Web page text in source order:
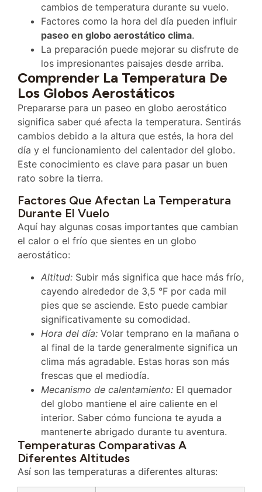
cambios de temperatura durante su vuelo.
Factores como la hora del día pueden influir
paseo en globo aerostático clima.
La preparación puede mejorar su disfrute de
los impresionantes paisajes desde arriba.
Comprender La Temperatura De
Los Globos Aerostáticos
Prepararse para un paseo en globo aerostático
significa saber qué afecta la temperatura. Sentirás
cambios debido a la altura que estés, la hora del
día y el funcionamiento del calentador del globo.
Este conocimiento es clave para pasar un buen
rato sobre la tierra.
Factores Que Afectan La Temperatura
Durante El Vuelo
Aquí hay algunas cosas importantes que cambian
el calor o el frío que sientes en un globo
aerostático:
Altitud: Subir más significa que hace más frío,
cayendo alrededor de 3,5 °F por cada mil
pies que se asciende. Esto puede cambiar
significativamente su comodidad.
Hora del día: Volar temprano en la mañana o
al final de la tarde generalmente significa un
clima más agradable. Estas horas son más
frescas que el mediodía.
Mecanismo de calentamiento: El quemador
del globo mantiene el aire caliente en el
interior. Saber cómo funciona te ayuda a
mantenerte abrigado durante tu aventura.
Temperaturas Comparativas A
Diferentes Altitudes
Así son las temperaturas a diferentes alturas: